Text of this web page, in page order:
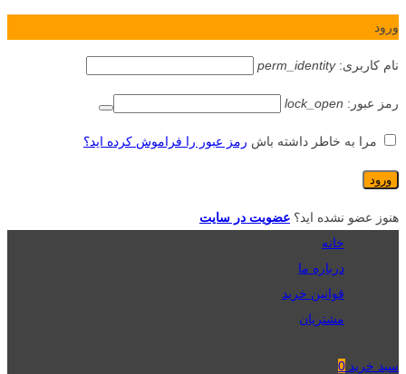
ورود
نام کاربری:perm_identity
رمز عبور: lock_open
مرا به خاطر داشته باش رمز عبور را فراموش کرده اید؟
هنوز عضو نشده اید؟ عضویت در سایت
خانه
درباره ما
قوانین خرید
مشتریان
سبد خرید 0